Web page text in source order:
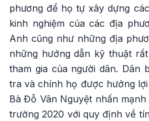
phương để họ tự xây dựng
kinh nghiệm của các địa
Anh cũng như những địa
những hướng dẫn kỹ thuật
tham gia của người dân. Dân
tra và chính họ được hưởng
Bà Đỗ Vân Nguyệt nhấn
trường 2020 với quy định về